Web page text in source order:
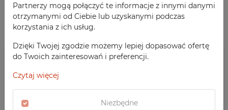
Partnerzy mogą połączyć te informacje z innymi danymi
otrzymanymi od Ciebie lub uzyskanymi podczas
korzystania z ich usług.
Dzięki Twojej zgodzie możemy lepiej dopasować ofertę
do Twoich zainteresowań i preferencji.
Czytaj więcej
Niezbędne
Meble socjalne
Sportowe
Medyczne
Z nadrukiem
OBSERWOWANE
LOGOWANIE
Szafy Aktowe
BIUROWE
SZAFY TECHCODE RFID
WARSZTATOWE
SORTOWANIE
POLECANE
CENA ROSNĄCO
DATA DODANIA